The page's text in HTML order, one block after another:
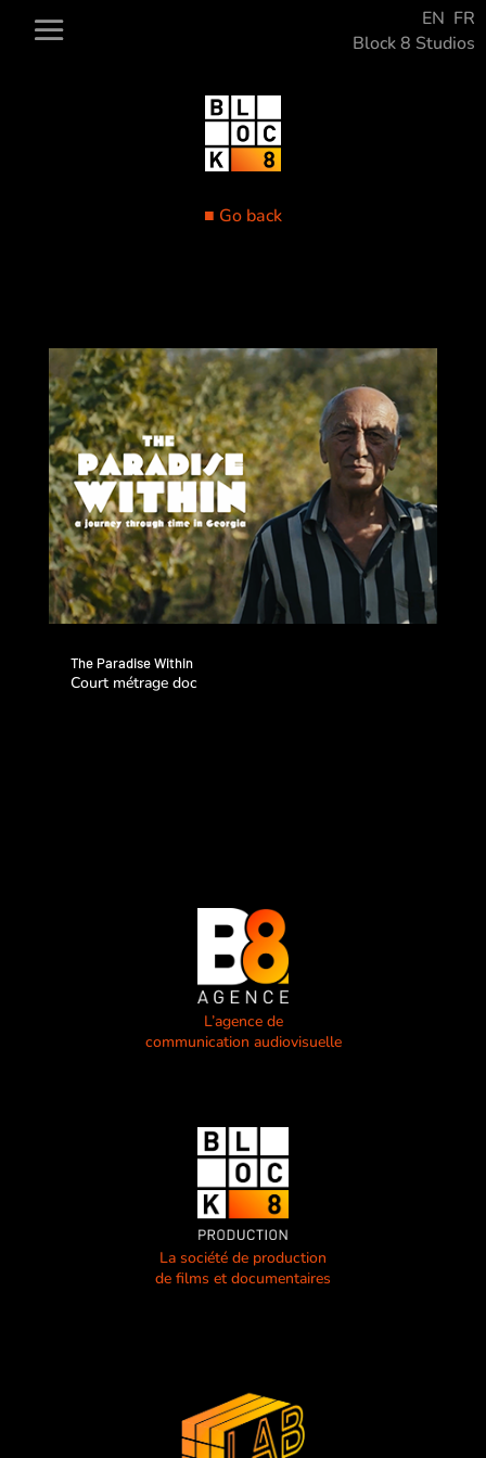
EN FR
Block 8 Studios
■ Go back
The Paradise Within
Court métrage doc
L’agence de
communication audiovisuelle
La société de production
de films et documentaires